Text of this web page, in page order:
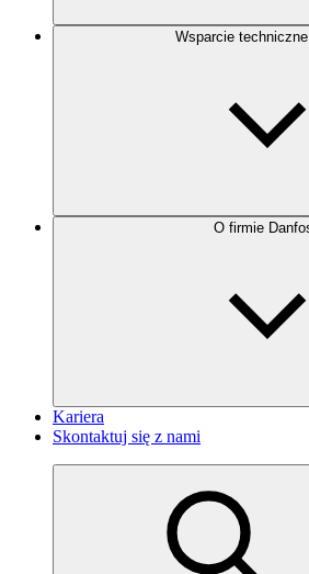
Wsparcie
O firmie
Kariera
Skontaktuj się z nami